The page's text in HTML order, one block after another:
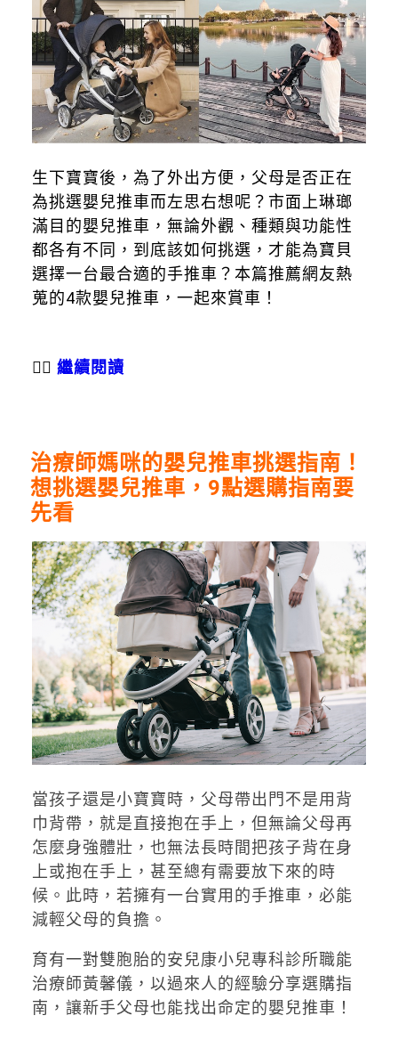
生下寶寶後，為了外出方便，父母是否正在
為挑選嬰兒推車而左思右想呢？市面上琳瑯
滿目的嬰兒推車，無論外觀、種類與功能性
都各有不同，到底該如何挑選，才能為寶貝
選擇一台最合適的手推車？本篇推薦網友熱
蒐的4款嬰兒推車，一起來賞車！
👉🏻 繼續閱讀
治療師媽咪的嬰兒推車挑選指南！
想挑選嬰兒推車，9點選購指南要
先看
當孩子還是小寶寶時，父母帶出門不是用背
巾背帶，就是直接抱在手上，但無論父母再
怎麼身強體壯，也無法長時間把孩子背在身
上或抱在手上，甚至總有需要放下來的時
候。此時，若擁有一台實用的手推車，必能
減輕父母的負擔。
育有一對雙胞胎的安兒康小兒專科診所職能
治療師黃馨儀，以過來人的經驗分享選購指
南，讓新手父母也能找出命定的嬰兒推車！